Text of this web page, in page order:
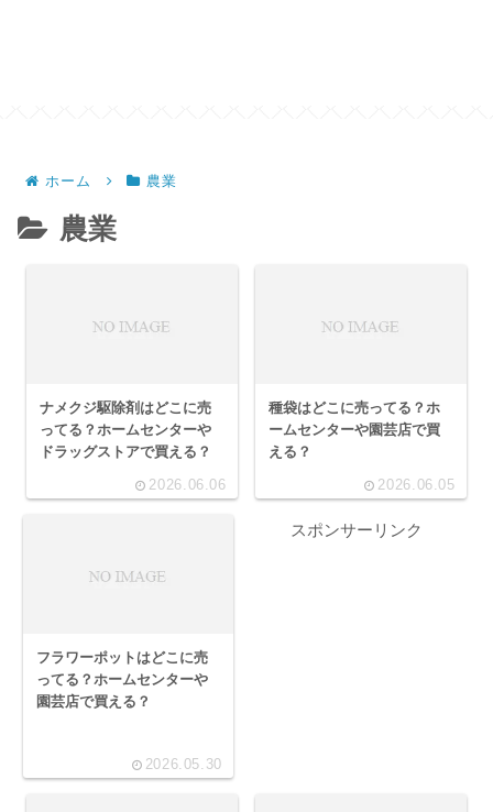
ホーム 農業
農業
ナメクジ駆除剤はどこに売
ってる？ホームセンターや
ドラッグストアで買える？
2026.06.06
種袋はどこに売ってる？ホ
ームセンターや園芸店で買
える？
2026.06.05
フラワーポットはどこに売
ってる？ホームセンターや
園芸店で買える？
2026.05.30
スポンサーリンク